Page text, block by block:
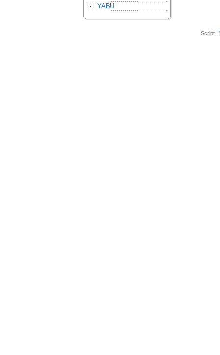
YABU
Script :